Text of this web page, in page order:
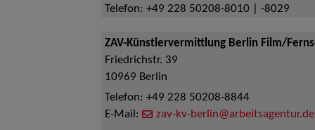
Telefon: +49 228 50208-8010 | -8029
ZAV-Künstlervermittlung Berlin Film/
Friedrichstr. 39
10969 Berlin
Telefon: +49 228 50208-8844
E-Mail:
zav-kv-berlin@arbeitsagentur.de